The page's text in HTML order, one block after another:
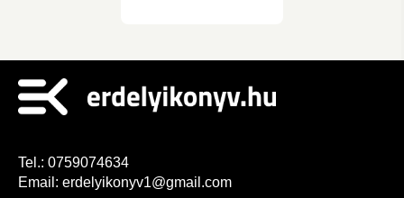
Tel.: 0759074634
Email: erdelyikonyv1@gmail.com